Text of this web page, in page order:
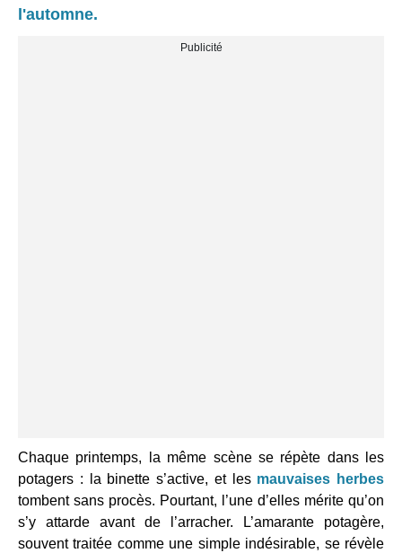
l'automne.
Chaque printemps, la même scène se répète dans les
potagers : la binette s’active, et les mauvaises herbes
tombent sans procès. Pourtant, l’une d’elles mérite qu’on
s’y attarde avant de l’arracher. L’amarante potagère,
souvent traitée comme une simple indésirable, se révèle